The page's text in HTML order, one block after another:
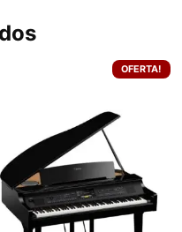
OFERTA!